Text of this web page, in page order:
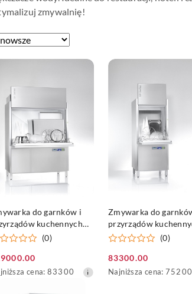
zmywalnię!
do garnków i
kuchennych
UF-XL
(0)
cena: 83300
Zmywarka do
przyrządów
Winterhalter UF-L
(0)
Cena
promocyjna:
83300.00
Najniższa
Najniższa cena: 75200